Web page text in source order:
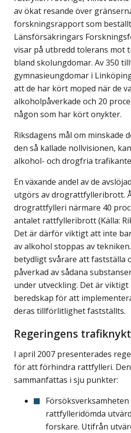
av ökat resande över
forskningsrapport som
Länsförsäkringars
visar på utbredd tolerans mot
bland skolungdomar. Av 350
gymnasieungdomar i
att de har kört moped när de
alkoholpåverkade och 20
någon som har kört onykter.
Riksdagens mål om minskade
den så kallade nollvisionen,
alkohol- och drogfria
En växande andel av de
utgörs av drograttfylleribrott.
drograttfylleri närmare 40
antalet rattfylleribrott (Källa:
Det är därför viktigt att inte
av alkohol stoppas av
betydligt svårare att fastställa
påverkad av sådana
under utveckling. Det är
beredskap för att
deras tillförlitlighet fastställts.
Regeringens
I april 2007 presenterades
för att förhindra rattfylleri.
sammanfattas i sju punkter:
rattfylleridömda
forskare. Utifrån